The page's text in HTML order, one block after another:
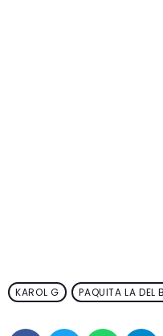
KAROL G PAQUITA LA DEL